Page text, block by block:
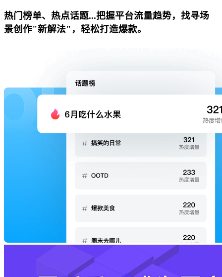
热门榜单、热点话题...把握平台流量趋势，找寻场
景创作"新解法"，轻松打造爆款。